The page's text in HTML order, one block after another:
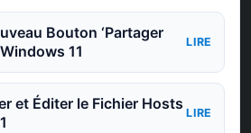
Bouton ‘Partager
11
LIRE
et Éditer le Fichier Hosts
LIRE